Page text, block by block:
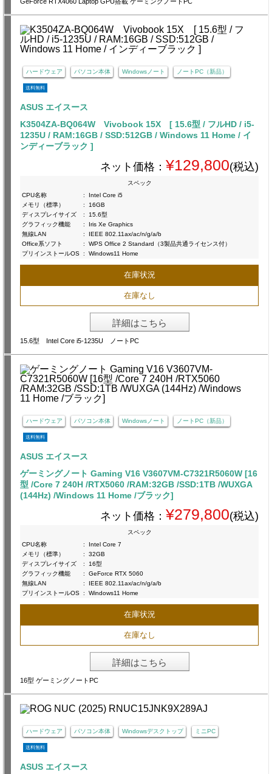
ハードウェア パソコン本体 Windowsノート ノートPC（新品）
送料無料
ASUS エイスース
K3504ZA-BQ064W Vivobook 15X [ 15.6型 / フルHD / i5-
1235U / RAM:16GB / SSD:512GB / Windows 11 Home / イ
ンディーブラック ]
ネット価格： ¥129,800(税込)
スペック
CPU名称
:
Intel Core i5
メモリ（標準）
:
16GB
ディスプレイサイズ
:
15.6型
グラフィック機能
:
Iris Xe Graphics
無線LAN
:
IEEE 802.11ax/ac/n/g/a/b
Office系ソフト
:
WPS Office 2 Standard（3製品共通ライセンス付）
プリインストールOS : Windows11 Home
在庫状況
在庫なし
詳細はこちら
15.6型 Intel Core i5-1235U ノートPC
ハードウェア パソコン本体 Windowsノート ノートPC（新品）
送料無料
ASUS エイスース
ゲーミングノート Gaming V16 V3607VM-C7321R5060W [16
型 /Core 7 240H /RTX5060 /RAM:32GB /SSD:1TB /WUXGA
(144Hz) /Windows 11 Home /ブラック]
ネット価格： ¥279,800(税込)
スペック
CPU名称
:
Intel Core 7
メモリ（標準）
:
32GB
ディスプレイサイズ
:
16型
グラフィック機能
:
GeForce RTX 5060
無線LAN
:
IEEE 802.11ax/ac/n/g/a/b
プリインストールOS : Windows11 Home
在庫状況
在庫なし
詳細はこちら
16型 ゲーミングノートPC
ハードウェア パソコン本体 Windowsデスクトップ ミニPC
送料無料
ASUS エイスース